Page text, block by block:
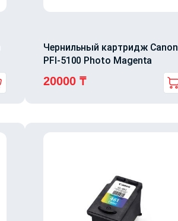
Чернильный картридж Canon
PFI-5100 Photo Magenta
20000 ₸